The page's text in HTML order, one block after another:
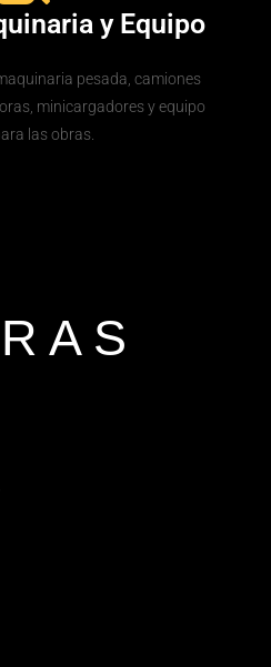
y Equipo
pesada, camiones
minicargadores y equipo
las obras.